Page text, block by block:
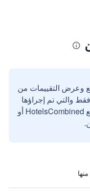
وعرض التقييمات من
والتي تم إجراؤها
بواسطة مستخدمين حقيقيين مع HotelsCombined أو